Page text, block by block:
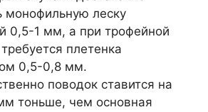
монофильную леску
0,5-1 мм, а при трофейной
плетенка
0,5-0,8 мм.
поводок ставится на
тоньше, чем основная